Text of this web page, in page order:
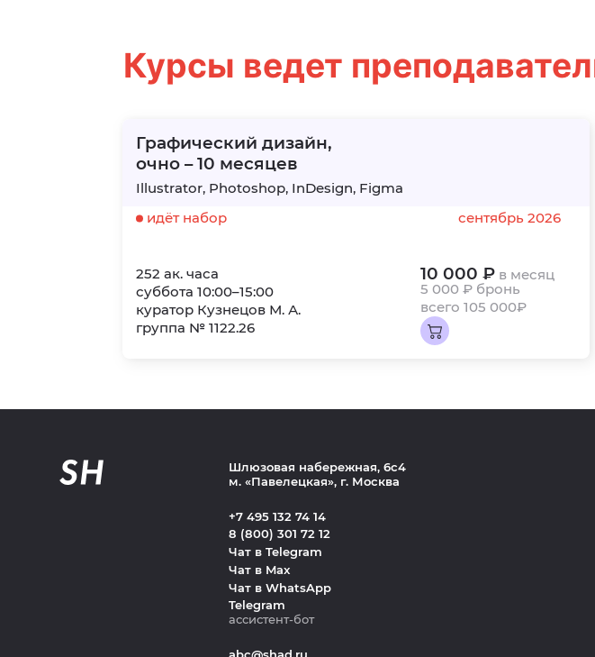
Курсы ведет
Графический дизайн,
очно – 10 месяцев
Illustrator, Photoshop, InDesign, Figma
идёт набор
сентябрь 2026
252 ак. часа
суббота 10:00–15:00
куратор Кузнецов М. А.
группа № 1122.26
10 000 ₽в месяц
5 000 ₽бронь
всего 105 000₽
Шлюзовая набережная, 6с4
м. «Павелецкая», г. Москва
+7 495 132 74 14
8 (800) 301 72 12
Чат в Telegram
Чат в Max
Чат в WhatsApp
Telegram
ассистент-бот
abc@shad.ru